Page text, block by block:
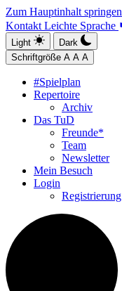
Zum Hauptinhalt springen
Kontakt Leichte Sprache
Light
Dark
Schriftgröße A A A
#Spielplan
Repertoire
Archiv
Das TuD
Freunde*
Team
Newsletter
Mein Besuch
Login
Registrierung